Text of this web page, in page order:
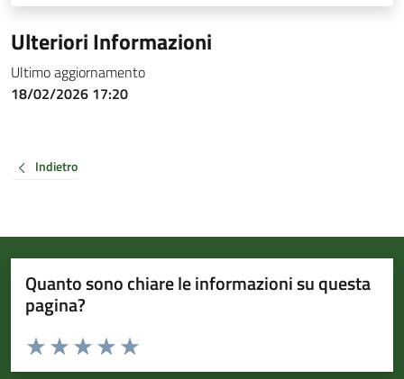
Ulteriori Informazioni
Ultimo aggiornamento
18/02/2026 17:20
Indietro
Quanto sono chiare le informazioni su questa
pagina?
Valuta da 1 a 5 stelle la pagina
Valuta 5 stelle su 5
Valuta 4 stelle su 5
Valuta 3 stelle su 5
Valuta 2 stelle su 5
Valuta 1 stelle su 5